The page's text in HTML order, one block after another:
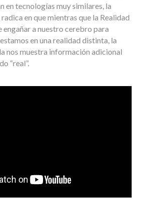
en tecnologías muy similares, la
en que mientras que la Realidad
a nuestro cerebro para
en una realidad distinta, la
nos muestra información adicional
“real”.